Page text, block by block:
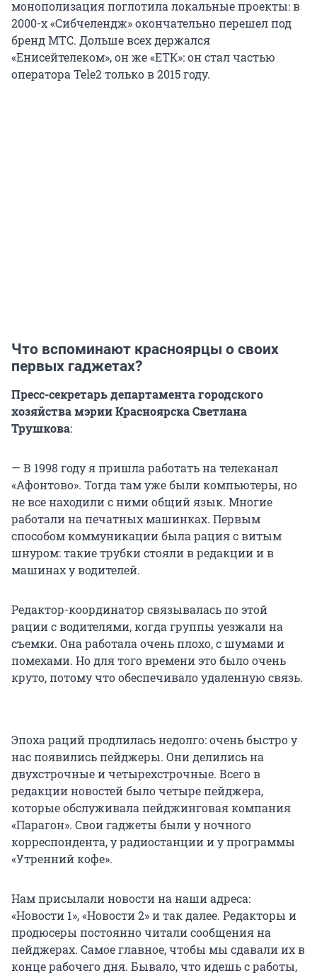
монополизация поглотила локальные проекты: в
2000-х «Сибчелендж» окончательно перешел под
бренд МТС. Дольше всех держался
«Енисейтелеком», он же «ЕТК»: он стал частью
оператора Tele2 только в 2015 году.
Что вспоминают красноярцы о своих
первых гаджетах?
Пресс-секретарь департамента городского
хозяйства мэрии Красноярска Светлана
Трушкова:
— В 1998 году я пришла работать на телеканал
«Афонтово». Тогда там уже были компьютеры, но
не все находили с ними общий язык. Многие
работали на печатных машинках. Первым
способом коммуникации была рация с витым
шнуром: такие трубки стояли в редакции и в
машинах у водителей.
Редактор-координатор связывалась по этой
рации с водителями, когда группы уезжали на
съемки. Она работала очень плохо, с шумами и
помехами. Но для того времени это было очень
круто, потому что обеспечивало удаленную связь.
Эпоха раций продлилась недолго: очень быстро у
нас появились пейджеры. Они делились на
двухстрочные и четырехстрочные. Всего в
редакции новостей было четыре пейджера,
которые обслуживала пейджинговая компания
«Парагон». Свои гаджеты были у ночного
корреспондента, у радиостанции и у программы
«Утренний кофе».
Нам присылали новости на наши адреса:
«Новости 1», «Новости 2» и так далее. Редакторы и
продюсеры постоянно читали сообщения на
пейджерах. Самое главное, чтобы мы сдавали их в
конце рабочего дня. Бывало, что идешь с работы,